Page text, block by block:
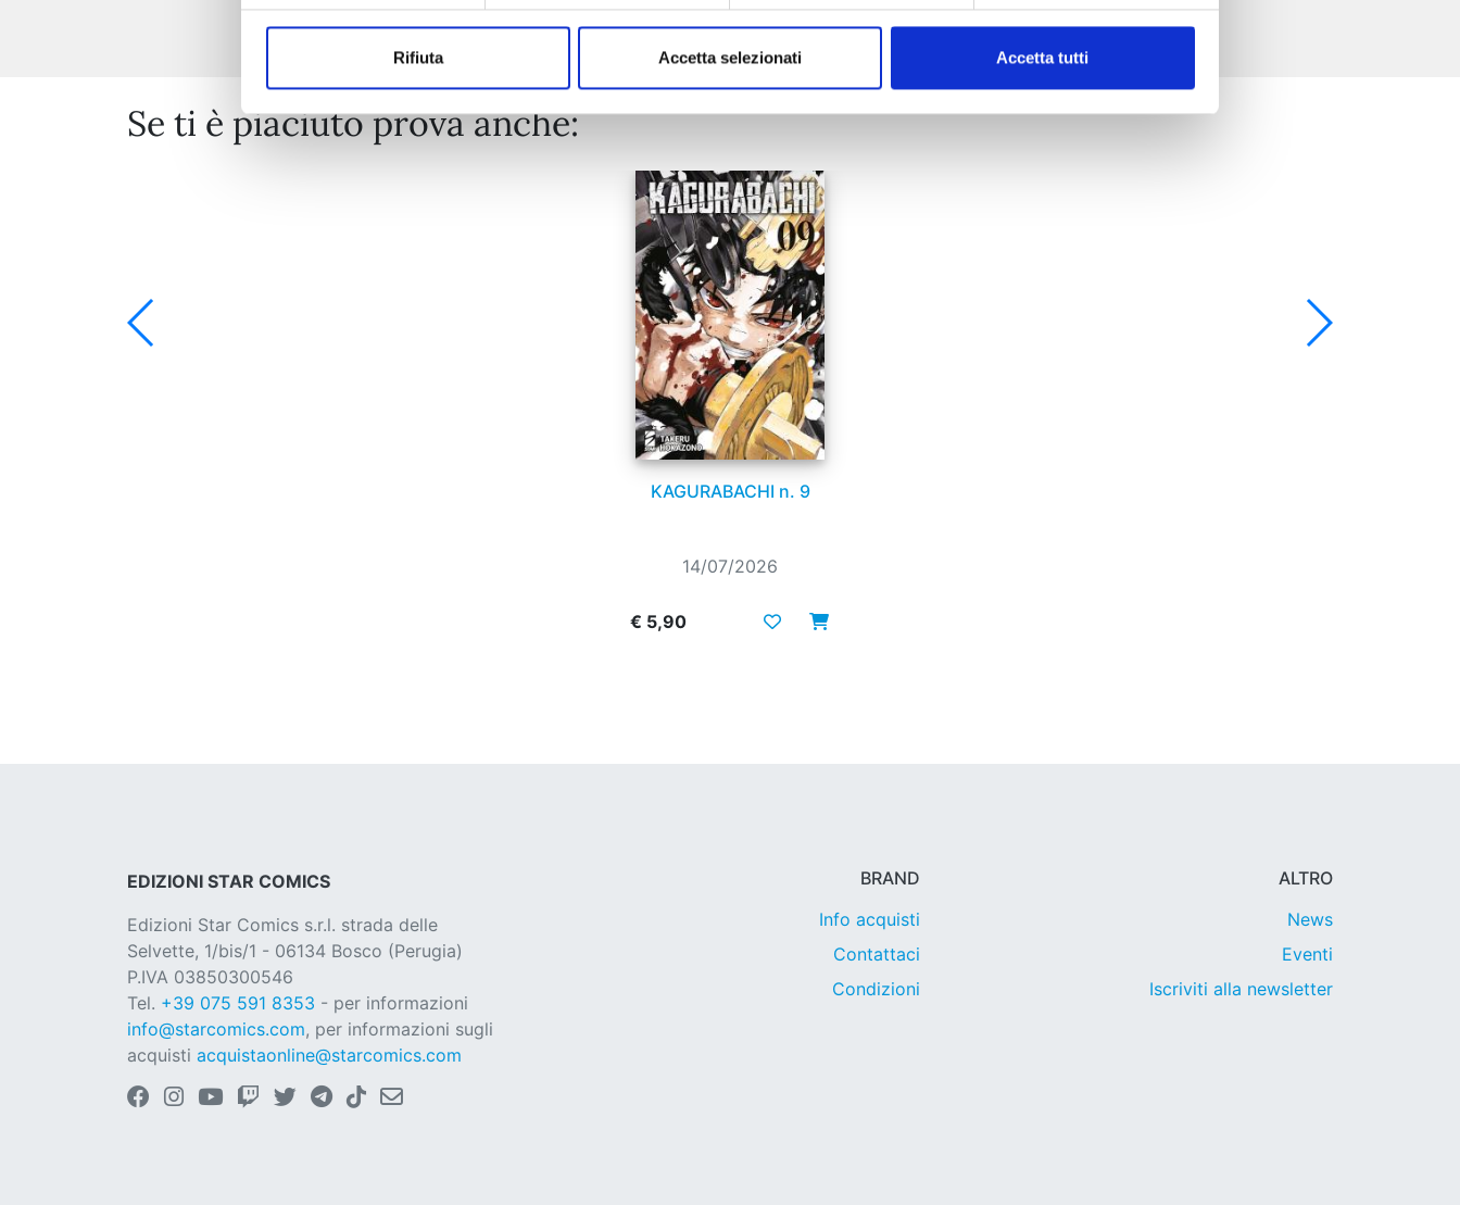
Rifiuta Accetta selezionati Accetta tutti
Se ti è piaciuto prova anche:
KAGURABACHI n. 9
14/07/2026
€ 5,90
EDIZIONI STAR COMICS
Edizioni Star Comics s.r.l. strada delle
Selvette, 1/bis/1 - 06134 Bosco (Perugia)
P.IVA 03850300546
Tel. +39 075 591 8353 - per informazioni
info@starcomics.com, per informazioni sugli
acquisti acquistaonline@starcomics.com
BRAND
Info acquisti
Contattaci
Condizioni
ALTRO
News
Eventi
Iscriviti alla newsletter